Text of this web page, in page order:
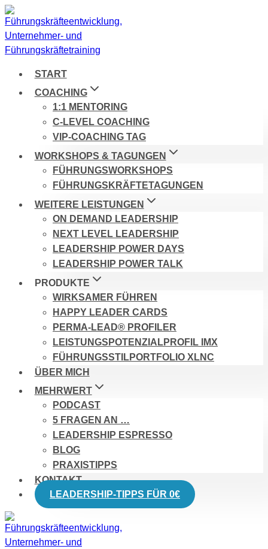
Zum
Inhalt
springen
START
COACHING
1:1 MENTORING
C-LEVEL COACHING
VIP-COACHING TAG
WORKSHOPS & TAGUNGEN
FÜHRUNGSWORKSHOPS
FÜHRUNGSKRÄFTETAGUNGEN
WEITERE LEISTUNGEN
ON DEMAND LEADERSHIP
NEXT LEVEL LEADERSHIP
LEADERSHIP POWER DAYS
LEADERSHIP POWER TALK
PRODUKTE
WIRKSAMER FÜHREN
HAPPY LEADER CARDS
PERMA-LEAD® PROFILER
LEISTUNGSPOTENZIALPROFIL IMX
FÜHRUNGSSTILPORTFOLIO XLNC
ÜBER MICH
MEHRWERT
PODCAST
5 FRAGEN AN …
LEADERSHIP ESPRESSO
BLOG
PRAXISTIPPS
KONTAKT
LEADERSHIP-TIPPS FÜR 0€